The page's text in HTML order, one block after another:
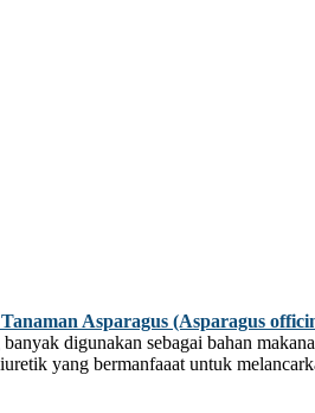
Asparagus (Asparagus
digunakan sebagai bahan
yang bermanfaaat untuk